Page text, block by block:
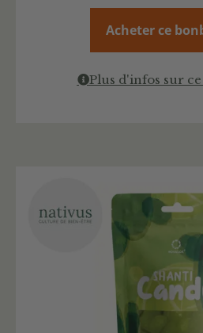
Acheter ce
Plus d'infos sur